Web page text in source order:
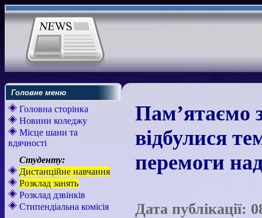
Головне меню
Головна сторінка
Новини коледжу
Місце шани та
вдячності
Студенту:
Дистанційне навчання
Розклад занять
Розклад дзвінків
Стипендіальна комісія
Пам’ятаємо
відбулися
перемоги
Дата публікації: